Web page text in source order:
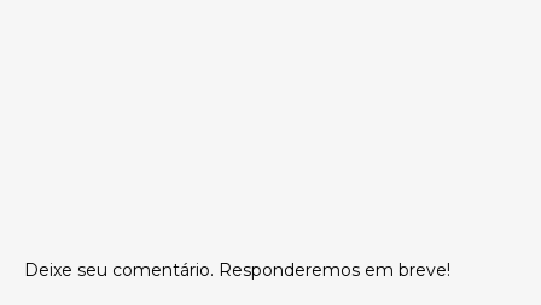
Deixe seu comentário. Responderemos em breve!